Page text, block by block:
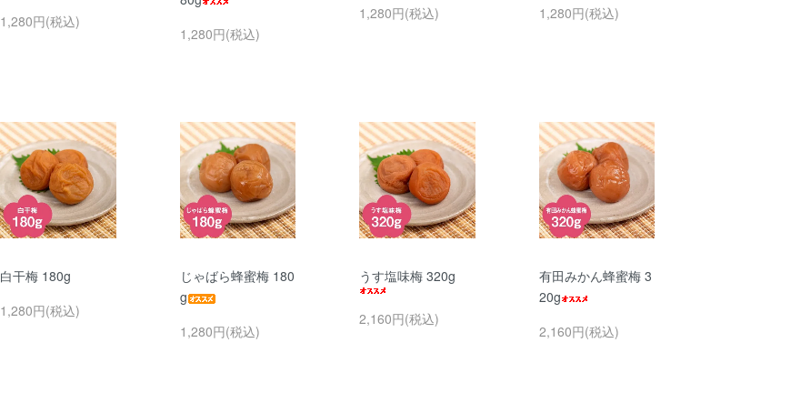
1,280円(税込)
1,280円(税込)
1,280円(税込)
1,280円(税込)
白干梅 180g
1,280円(税込)
じゃばら蜂蜜梅 180
g
1,280円(税込)
うす塩味梅 320g
2,160円(税込)
有田みかん蜂蜜梅 3
20g
2,160円(税込)